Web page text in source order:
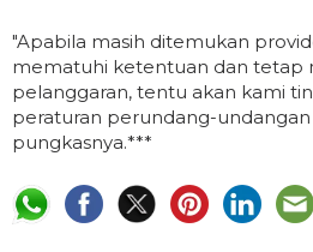
"Apabila masih ditemukan
mematuhi ketentuan dan tetap
pelanggaran, tentu akan kami
peraturan perundang-undangan
pungkasnya.***